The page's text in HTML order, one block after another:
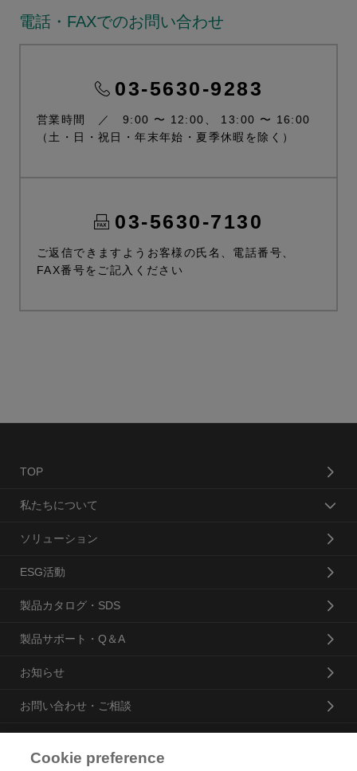
電話・FAXでのお問い合わせ
03-5630-9283
営業時間 ／ 9:00 〜 12:00、 13:00 〜 16:00
（土・日・祝日・年末年始・夏季休暇を除く）
03-5630-7130
ご返信できますようお客様の氏名、電話番号、
FAX番号をご記入ください
TOP
私たちについて
ソリューション
ESG活動
製品カタログ・SDS
製品サポート・Q＆A
お知らせ
お問い合わせ・ご相談
Cookie preference